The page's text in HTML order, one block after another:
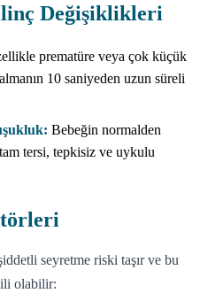
Değişiklikleri
prematüre veya çok küçük
10 saniyeden uzun süreli
Bebeğin normalden
tersi, tepkisiz ve uykulu
seyretme riski taşır ve bu
olabilir: